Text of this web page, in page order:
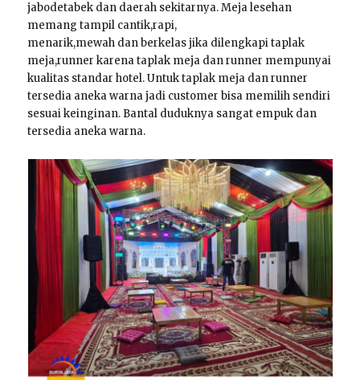
jabodetabek dan daerah sekitarnya. Meja lesehan
memang tampil cantik,rapi,
menarik,mewah dan berkelas jika dilengkapi taplak
meja,runner karena taplak meja dan runner mempunyai
kualitas standar hotel. Untuk taplak meja dan runner
tersedia aneka warna jadi customer bisa memilih sendiri
sesuai keinginan. Bantal duduknya sangat empuk dan
tersedia aneka warna.